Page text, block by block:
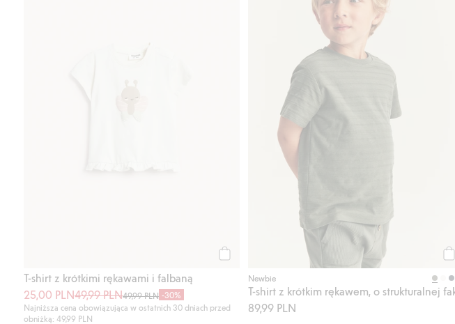
T-shirt z krótkimi rękawami i falbaną
25,00 PLN49,99 PLN49,99 PLN -30%
Najniższa cena obowiązująca w ostatnich 30 dniach przed
obniżką: 49,99 PLN
Newbie
89,99 PLN